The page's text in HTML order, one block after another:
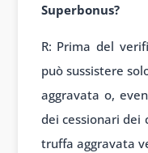
Superbonus?
R: Prima del
può sussistere
aggravata o,
dei cessionari
truffa aggravata